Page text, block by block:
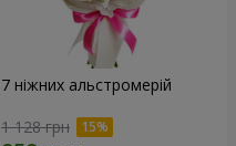
7 ніжних альстромерій
1 128 грн